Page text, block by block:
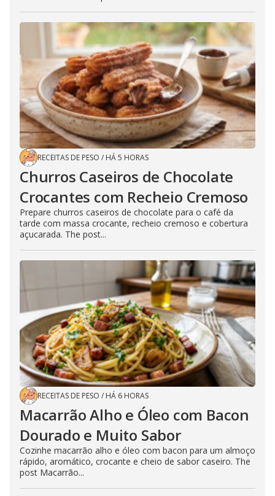
RECEITAS DE PESO / HÁ 5 HORAS
Churros Caseiros de Chocolate
Crocantes com Recheio Cremoso
Prepare churros caseiros de chocolate para o café da
tarde com massa crocante, recheio cremoso e cobertura
açucarada. The post...
RECEITAS DE PESO / HÁ 6 HORAS
Macarrão Alho e Óleo com Bacon
Dourado e Muito Sabor
Cozinhe macarrão alho e óleo com bacon para um almoço
rápido, aromático, crocante e cheio de sabor caseiro. The
post Macarrão...